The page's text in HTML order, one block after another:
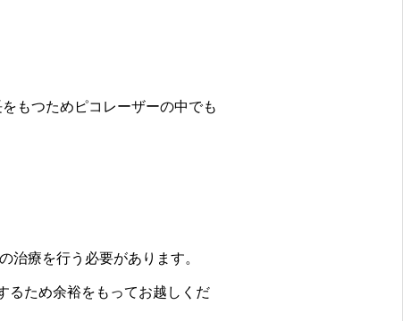
もつためピコレーザーの中でも
治療を行う必要があります。
るため余裕をもってお越しくだ